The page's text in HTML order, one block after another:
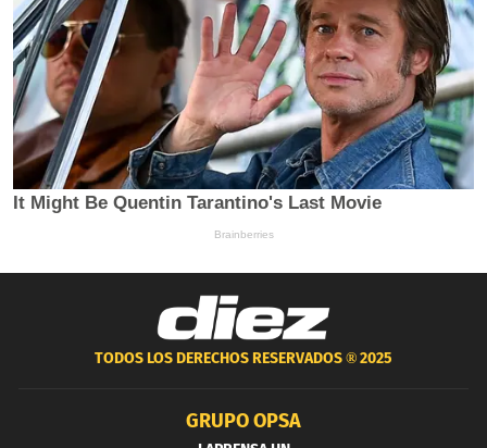
TODOS LOS DERECHOS RESERVADOS ®2025
GRUPO OPSA